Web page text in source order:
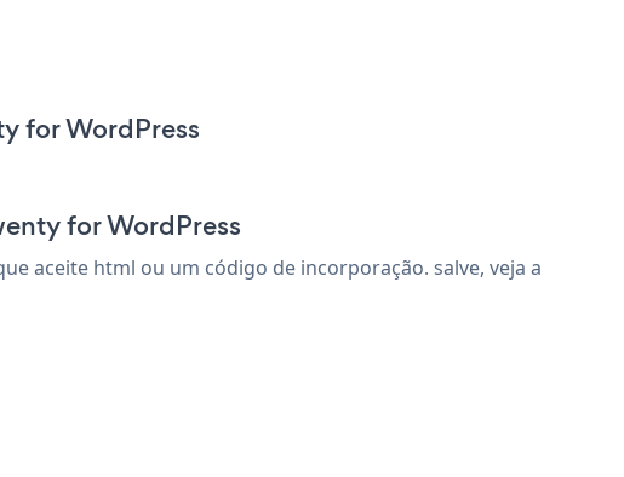
for WordPress
for WordPress
aceite html ou um código de incorporação. salve, veja a